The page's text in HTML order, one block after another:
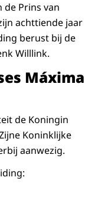
de Prins van
achttiende jaar
berust bij de
Willlink.
Máxima
de Koningin
Koninklijke
aanwezig.